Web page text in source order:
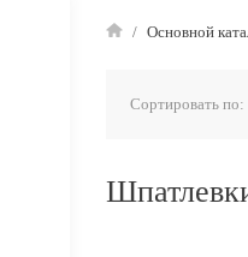
/ Основной
Сортировать по: